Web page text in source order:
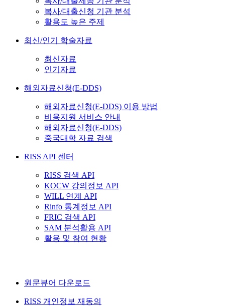
복사/대출신청 기관 분석
활용도 높은 주제
최신/인기 학술자료
최신자료
인기자료
해외자료신청(E-DDS)
해외자료신청(E-DDS) 이용 방법
비용지원 서비스 안내
해외자료신청(E-DDS)
중국대학 자료 검색
RISS API 센터
RISS 검색 API
KOCW 강의정보 API
WILL 연계 API
Rinfo 통계정보 API
FRIC 검색 API
SAM 분석활용 API
활용 및 참여 현황
원문뷰어 다운로드
RISS 개인정보 재동의